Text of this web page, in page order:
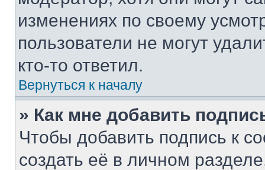
изменениях по своему
пользователи не могут
кто-то ответил.
Вернуться к началу
» Как мне добавить
Чтобы добавить подпись к
создать её в личном